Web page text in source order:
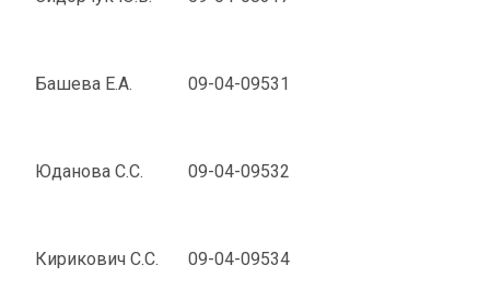
Башева Е.А. 09-04-09531
Юданова С.С. 09-04-09532
Кирикович С.С. 09-04-09534